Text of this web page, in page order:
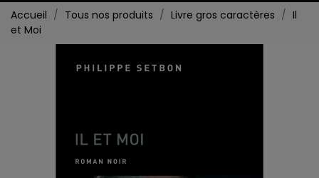
Accueil Tous nos produits Livre gros caractères
Il
et Moi